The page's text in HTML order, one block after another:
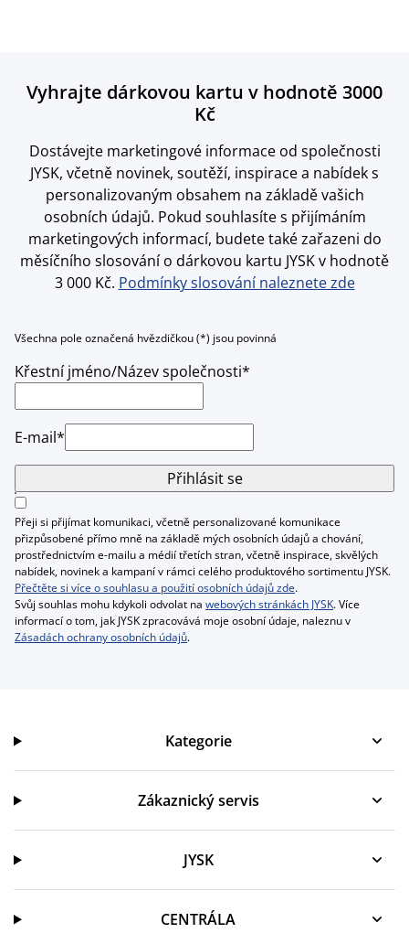
Vyhrajte dárkovou kartu v hodnotě 3000
Kč
Dostávejte marketingové informace od společnosti
JYSK, včetně novinek, soutěží, inspirace a nabídek s
personalizovaným obsahem na základě vašich
osobních údajů. Pokud souhlasíte s přijímáním
marketingových informací, budete také zařazeni do
měsíčního slosování o dárkovou kartu JYSK v hodnotě
3 000 Kč. Podmínky slosování naleznete zde
Všechna pole označená hvězdičkou (*) jsou povinná
Křestní jméno/Název společnosti*
E-mail*
Přihlásit se
Přeji si přijímat komunikaci, včetně personalizované komunikace
přizpůsobené přímo mně na základě mých osobních údajů a chování,
prostřednictvím e-mailu a médií třetích stran, včetně inspirace, skvělých
nabídek, novinek a kampaní v rámci celého produktového sortimentu JYSK.
Přečtěte si více o souhlasu a použití osobních údajů zde.
Svůj souhlas mohu kdykoli odvolat na webových stránkách JYSK. Více
informací o tom, jak JYSK zpracovává moje osobní údaje, naleznu v
Zásadách ochrany osobních údajů.
Kategorie
Zákaznický servis
Zákaznický servis
JYSK
JYSK
CENTRÁLA